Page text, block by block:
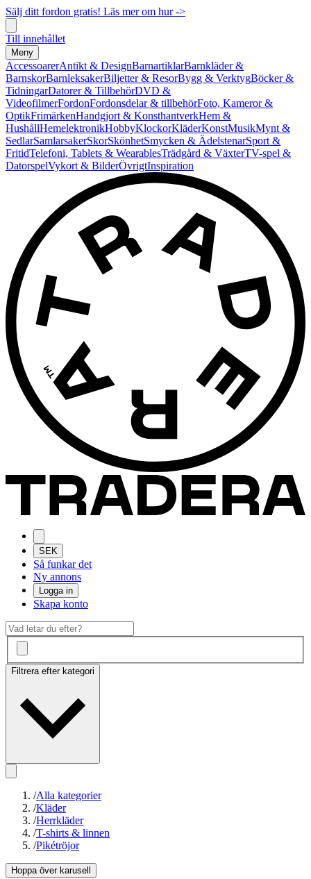
Sälj ditt fordon gratis! Läs mer om hur ->
Till innehållet
Meny
AccessoarerAntikt & DesignBarnartiklarBarnkläder &
BarnskorBarnleksakerBiljetter & ResorBygg & VerktygBöcker &
TidningarDatorer & TillbehörDVD &
VideofilmerFordonFordonsdelar & tillbehörFoto, Kameror &
OptikFrimärkenHandgjort & KonsthantverkHem &
HushållHemelektronikHobbyKlockorKläderKonstMusikMynt &
SedlarSamlarsakerSkorSkönhetSmycken & ÄdelstenarSport &
FritidTelefoni, Tablets & WearablesTrädgård & VäxterTV-spel &
DatorspelVykort & BilderÖvrigtInspiration
SEK
Så funkar det
Ny annons
Logga in
Skapa konto
Filtrera efter kategori
/Alla kategorier
/Kläder
/Herrkläder
/T-shirts & linnen
/Pikétröjor
Hoppa över karusell